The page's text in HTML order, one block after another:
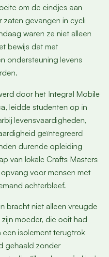
om de eindjes aan
zaten gevangen in cycli
waren ze niet alleen
bewijs dat met
ondersteuning levens
door het Integral Mobile
leidde studenten op in
levensvaardigheden,
geïntegreerd
durende opleiding
van lokale Crafts Masters
voor mensen met
achterbleef.
bracht niet alleen vreugde
moeder, die ooit had
isolement terugtrok
gehaald zonder